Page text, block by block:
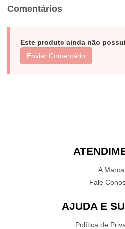
Comentários
Este produto ainda não
Enviar Comentário
A Marca
Fale
AJUDA E
Política de